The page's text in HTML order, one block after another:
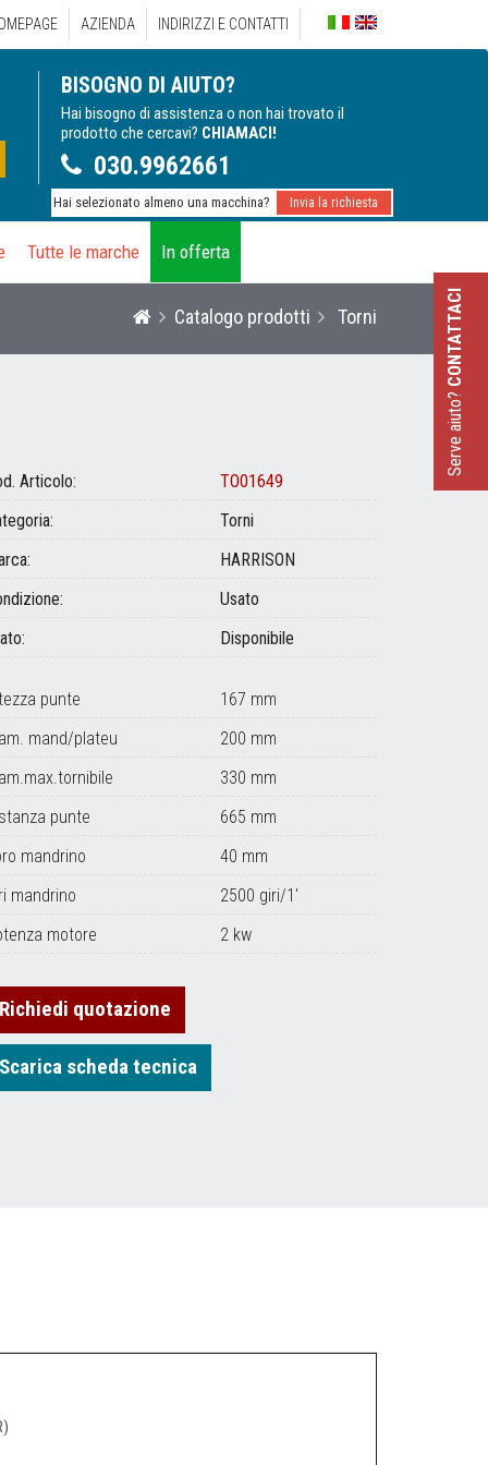
AZIENDA INDIRIZZI E CONTATTI
BISOGNO DI AIUTO?
Hai bisogno di assistenza o non hai trovato il
prodotto che cercavi? CHIAMACI!
030.9962661
Hai selezionato almeno una macchina? Invia la richiesta
Tutte le marche In offerta
Catalogo prodotti Torni
Articolo:
TO01649
Torni
HARRISON
Usato
Disponibile
punte
167 mm
mand/plateu
200 mm
330 mm
punte
665 mm
mandrino
40 mm
mandrino
2500 giri/1'
motore
2 kw
Richiedi quotazione
Scarica scheda tecnica
Serve aiuto?
CONTATTACI